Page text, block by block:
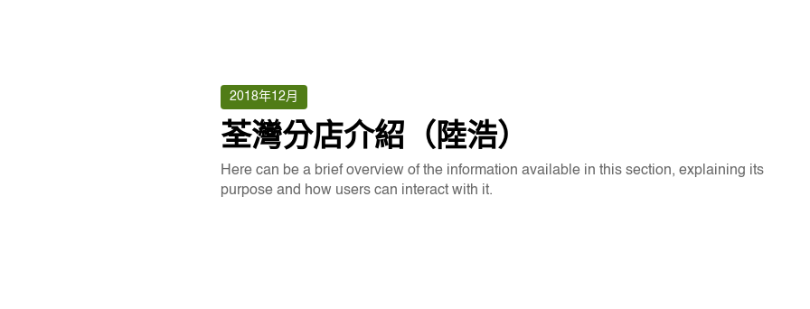
2018年12月
荃灣分店介紹（陸浩）
Here can be a brief overview of the information available in this section, explaining its
purpose and how users can interact with it.